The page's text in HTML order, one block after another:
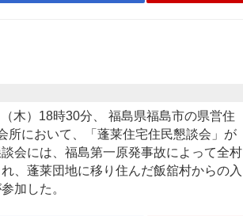
木）18時30分、 福島県福島市の県営住
所において、「蓬莱住宅住民懇談会」が
会には、福島第一原発事故によって全村
、蓬莱団地に移り住んだ飯舘村からの入
参加した。